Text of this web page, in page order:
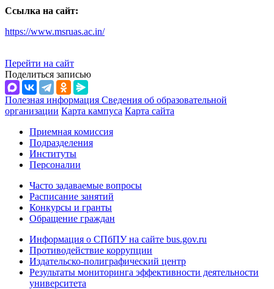
Ссылка на сайт:
https://www.msruas.ac.in/
Перейти на сайт
Поделиться записью
Полезная информация Сведения об образовательной
организации Карта кампуса Карта сайта
Приемная комиссия
Подразделения
Институты
Персоналии
Часто задаваемые вопросы
Расписание занятий
Конкурсы и гранты
Обращение граждан
Информация о СПбПУ на сайте bus.gov.ru
Противодействие коррупции
Издательско-полиграфический центр
Результаты мониторинга эффективности деятельности
университета